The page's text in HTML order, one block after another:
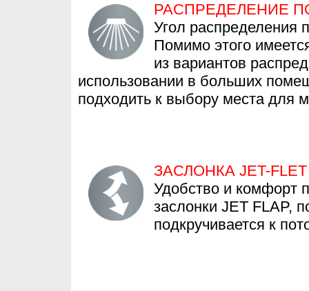
РАСПРЕДЕЛЕНИЕ
Угол распределения
Помимо этого
из вариантов
использовании в больших
подходить к выбору места для
ЗАСЛОНКА JET-FLET
Удобство и комфорт
заслонки JET FLAP,
подкручивается к